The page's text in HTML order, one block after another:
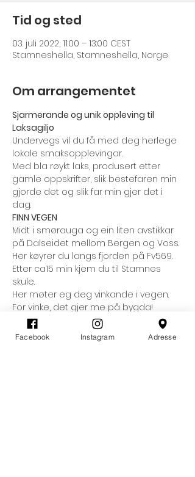
Tid og sted
03. juli 2022, 11:00 – 13:00 CEST
Stamneshella, Stamneshella, Norge
Om arrangementet
Sjarmerande og unik oppleving til
Laksagiljo
Undervegs vil du få med deg herlege
lokale smaksopplevingar.
Med bla røykt laks, produsert etter
gamle oppskrifter, slik bestefaren min
gjorde det og slik far min gjer det i
dag.
FINN VEGEN
Midt i smørauga og ein liten avstikkar
på Dalseidet mellom Bergen og Voss.
Her køyrer du langs fjorden på Fv569.
Etter ca15 min kjem du til Stamnes
skule.
Her møter eg deg vinkande i vegen.
For vinke, det gjer me på bygda!
Herifrå går me nokon hundre meter
langs vegen som er bygd med
Facebook Instagram Adresse